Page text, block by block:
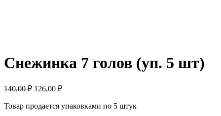
Снежинка 7 голов (уп. 5 шт)
140,00 ₽ 126,00 ₽
Товар продается упаковками по 5 штук